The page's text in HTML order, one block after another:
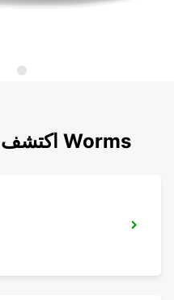
اكتشف محطاتنا الشهيرة حول Worms